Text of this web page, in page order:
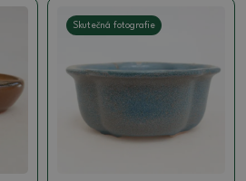
Skutečná fotografie